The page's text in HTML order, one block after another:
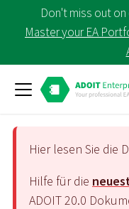
Don't miss out on
Master your EA
Hier lesen Sie die
Hilfe für die
ADOIT20.0